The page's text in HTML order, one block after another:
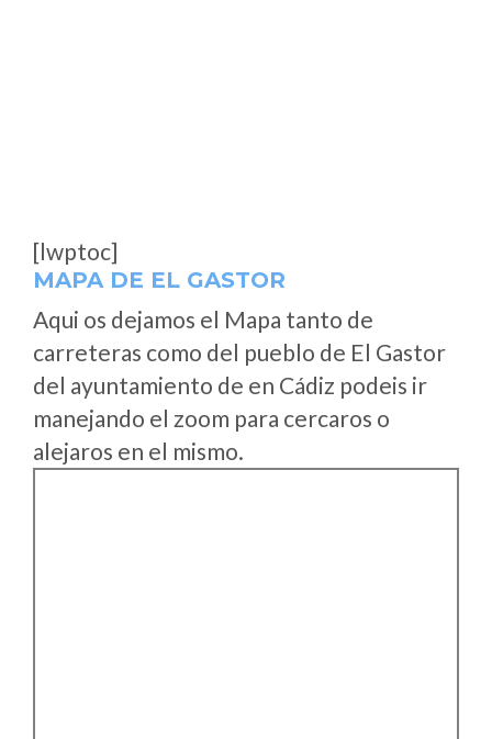
[lwptoc]
MAPA DE EL GASTOR
Aqui os dejamos el Mapa tanto de
carreteras como del pueblo de El Gastor
del ayuntamiento de en Cádiz podeis ir
manejando el zoom para cercaros o
alejaros en el mismo.